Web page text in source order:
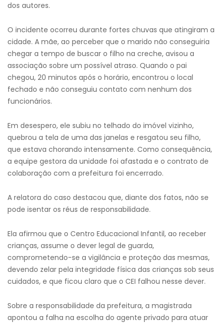
dos autores.
O incidente ocorreu durante fortes chuvas que atingiram a
cidade. A mãe, ao perceber que o marido não conseguiria
chegar a tempo de buscar o filho na creche, avisou a
associação sobre um possível atraso. Quando o pai
chegou, 20 minutos após o horário, encontrou o local
fechado e não conseguiu contato com nenhum dos
funcionários.
Em desespero, ele subiu no telhado do imóvel vizinho,
quebrou a tela de uma das janelas e resgatou seu filho,
que estava chorando intensamente. Como consequência,
a equipe gestora da unidade foi afastada e o contrato de
colaboração com a prefeitura foi encerrado.
A relatora do caso destacou que, diante dos fatos, não se
pode isentar os réus de responsabilidade.
Ela afirmou que o Centro Educacional Infantil, ao receber
crianças, assume o dever legal de guarda,
comprometendo-se a vigilância e proteção das mesmas,
devendo zelar pela integridade física das crianças sob seus
cuidados, e que ficou claro que o CEI falhou nesse dever.
Sobre a responsabilidade da prefeitura, a magistrada
apontou a falha na escolha do agente privado para atuar